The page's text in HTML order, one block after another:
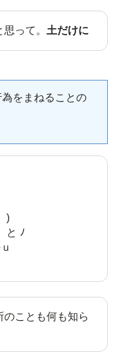
って。 土だけに
為をまねることの
)
ﾉ
ことも何も知ら